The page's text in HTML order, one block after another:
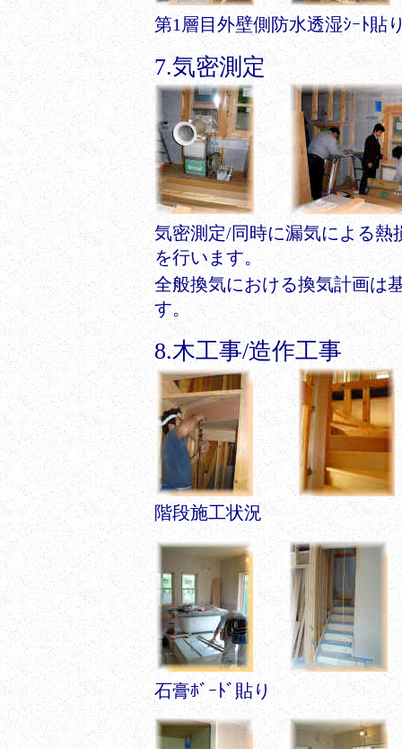
第1層目外壁側防水透湿ｼｰﾄ貼
7.気密測定
気密測定/同時に漏気による熱
を行います。
全般換気における換気計画は
す。
8.木工事/造作工事
階段施工状況
石膏ﾎﾞｰﾄﾞ貼り